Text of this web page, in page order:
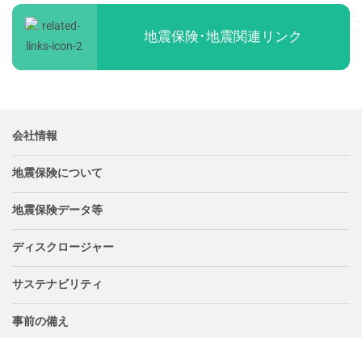
地震保険･地震関連リンク
会社情報
地震保険について
地震保険データ等
ディスクロージャー
サステナビリティ
事前の備え